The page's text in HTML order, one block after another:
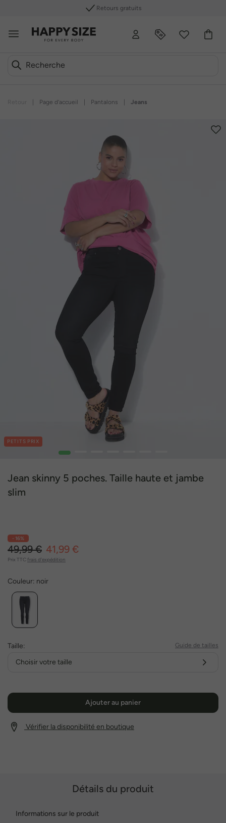
Retours gratuits
Page d’accueil Pantalons Jeans
PETITS PRIX
1
Jean skinny 5 poches. Taille haute et jambe
slim
- 16%
49,99 € 41,99 €
Prix TTC frais d'expédition
Couleur: noir
Taille: Guide de tailles
Choisir votre taille
Ajouter au panier
Vérifier la disponibilité en boutique
Détails du produit
Informations sur le produit